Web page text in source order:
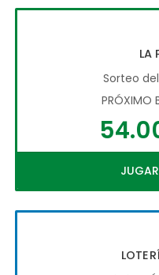
LA
Sorteo
PRÓXIMO